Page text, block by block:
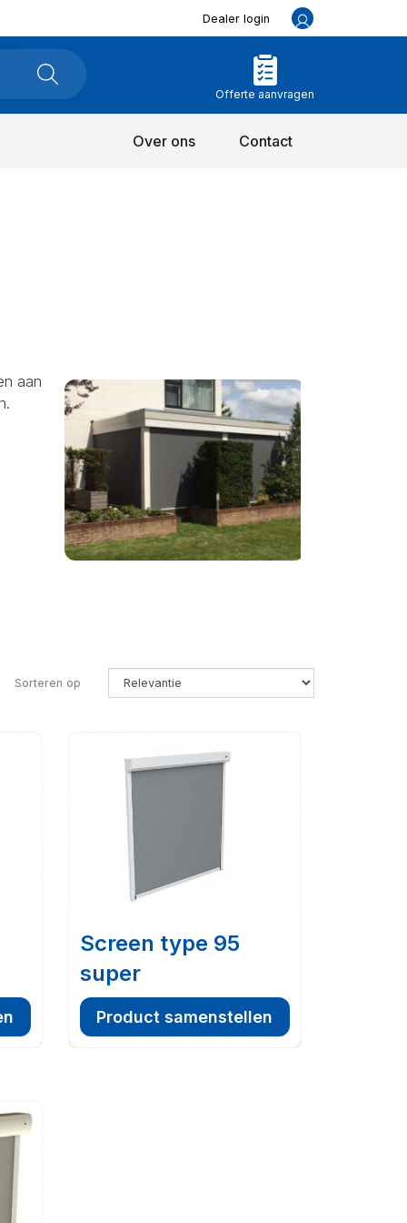
Dealer login
Offerte aanvragen
Over ons Contact
aan
Sorteren op
Screen type 95
super
Product samenstellen